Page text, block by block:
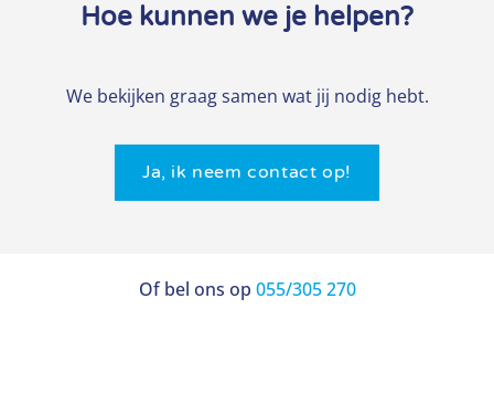
Hoe kunnen we je helpen?
We bekijken graag samen wat jij nodig hebt.
Ja, ik neem contact op!
Of bel ons op 055/305 270